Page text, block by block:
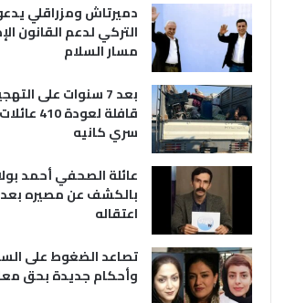
دميرتاش ومزراقلي
التركي لدعم القانون
مسار السلام
بعد 7 سنوات على
قافلة
سري كانيه
عائلة الصحفي أحمد
بالكشف عن مصيره
اعتقاله
تصاعد الضغوط على
وأحكام جديدة بحق